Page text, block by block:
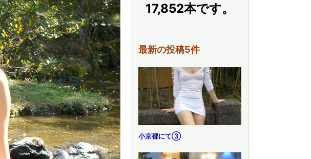
17,852本です。
最新の投稿5件
小京都にて③